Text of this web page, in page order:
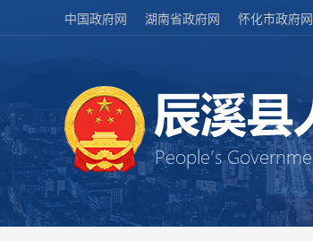
中国政府网 湖南省政府网 怀化市政府网